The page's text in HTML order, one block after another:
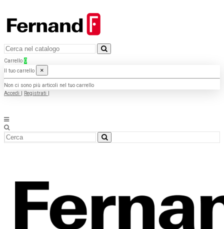
Carrello 0
Il tuo carrello
×
Non ci sono più articoli nel tuo carrello
Accedi
Registrati